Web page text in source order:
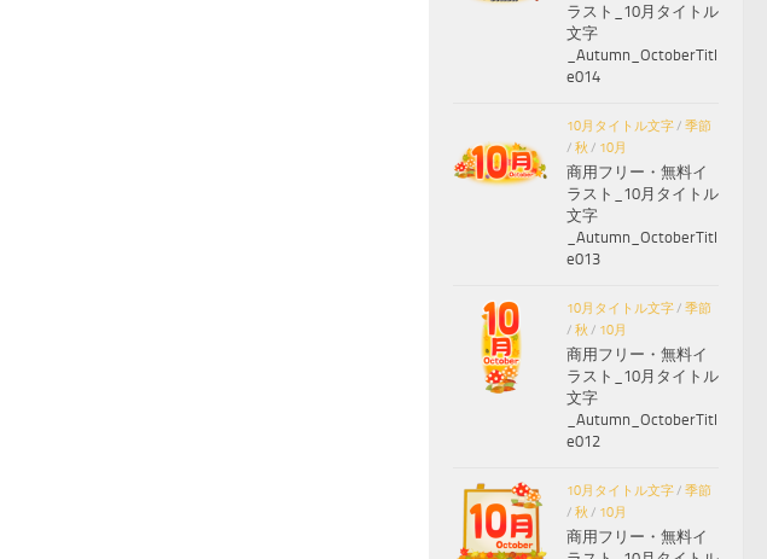
ラスト_10月タイトル
文字
_Autumn_OctoberTitl
e014
10月タイトル文字/ 季節
/ 秋 / 10月
商用フリー・無料イ
ラスト_10月タイトル
文字
_Autumn_OctoberTitl
e013
10月タイトル文字/ 季節
/ 秋 / 10月
商用フリー・無料イ
ラスト_10月タイトル
文字
_Autumn_OctoberTitl
e012
10月タイトル文字/ 季節
/ 秋 / 10月
商用フリー・無料イ